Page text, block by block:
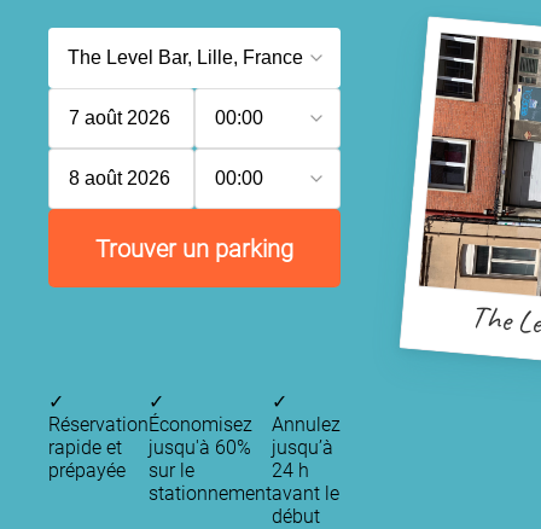
7 août 2026 00:00
8 août 2026 00:00
Trouver un parking
The
✓
Réservation
rapide et
prépayée
✓
Économisez
jusqu'à 60%
sur le
stationnement
✓
Annulez
jusqu’à
24 h
avant le
début